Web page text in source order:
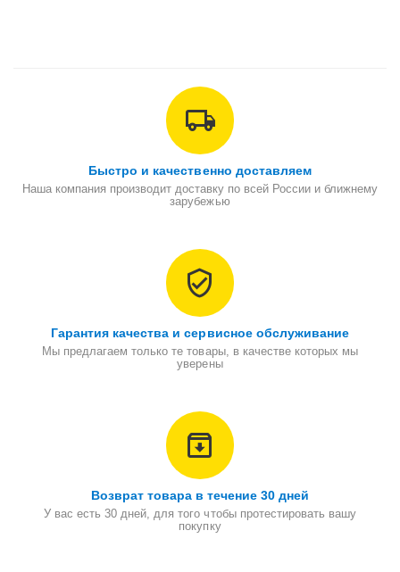
Быстро и качественно доставляем
Наша компания производит доставку по всей России и ближнему
зарубежью
Гарантия качества и сервисное обслуживание
Мы предлагаем только те товары, в качестве которых мы
уверены
Возврат товара в течение 30 дней
У вас есть 30 дней, для того чтобы протестировать вашу
покупку